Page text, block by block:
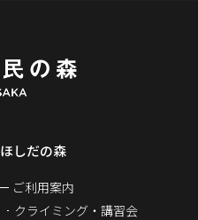
ほしだの森
ご利用案内
クライミング・講習会